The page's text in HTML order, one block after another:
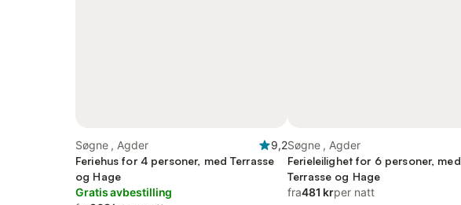
Søgne , Agder
9,2
Feriehus for 4 personer, med Terrasse
og Hage
Gratis avbestilling
Søgne , Agder
Ferieleilighet for 6 personer, med
Terrasse og Hage
fra481 krper natt